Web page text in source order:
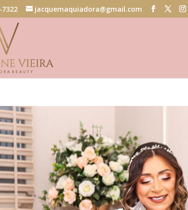
7322 jacquemaquiadora@gmail.com